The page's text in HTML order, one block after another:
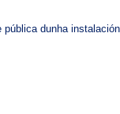
dunha